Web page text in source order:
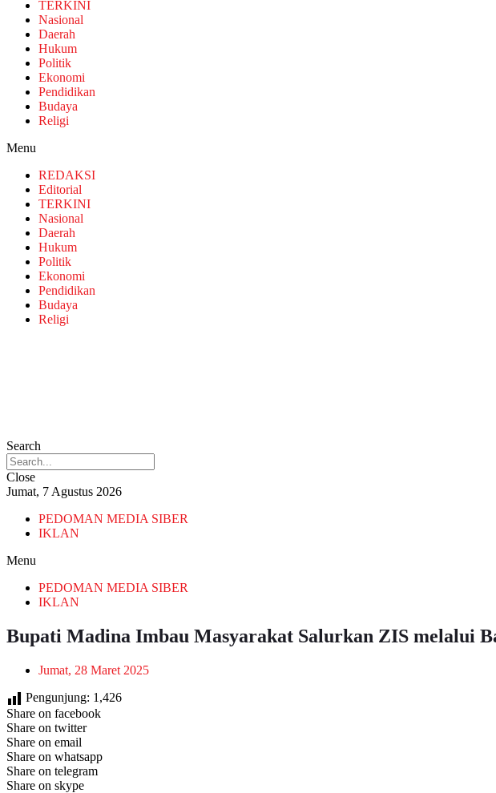
TERKINI
Nasional
Daerah
Hukum
Politik
Ekonomi
Pendidikan
Budaya
Religi
Menu
REDAKSI
Editorial
TERKINI
Nasional
Daerah
Hukum
Politik
Ekonomi
Pendidikan
Budaya
Religi
Search
Close
Jumat, 7 Agustus 2026
PEDOMAN MEDIA SIBER
IKLAN
Menu
PEDOMAN MEDIA SIBER
IKLAN
Bupati Madina Imbau Masyarakat Salurkan ZIS melalui
Jumat, 28 Maret 2025
Pengunjung: 1,426
Share on facebook
Share on twitter
Share on email
Share on whatsapp
Share on telegram
Share on skype